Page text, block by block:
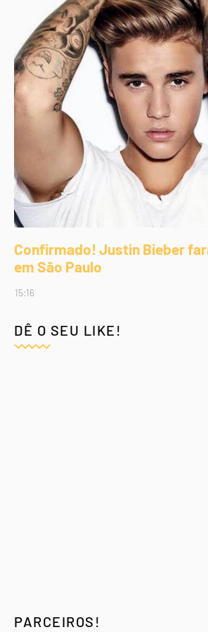
Confirmado! Justin Bieber
em São Paulo
15:16
DÊ O SEU LIKE!
PARCEIROS!